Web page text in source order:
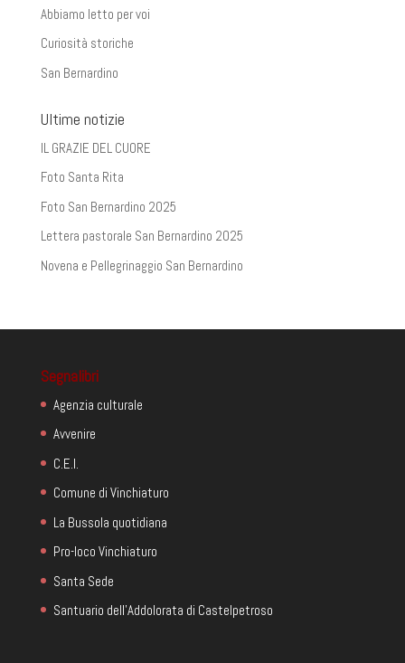
Abbiamo letto per voi
Curiosità storiche
San Bernardino
Ultime notizie
IL GRAZIE DEL CUORE
Foto Santa Rita
Foto San Bernardino 2025
Lettera pastorale San Bernardino 2025
Novena e Pellegrinaggio San Bernardino
Segnalibri
Agenzia culturale
Avvenire
C.E.I.
Comune di Vinchiaturo
La Bussola quotidiana
Pro-loco Vinchiaturo
Santa Sede
Santuario dell'Addolorata di Castelpetroso